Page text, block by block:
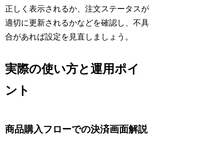
正しく表示されるか、注文ステータスが
適切に更新されるかなどを確認し、不具
合があれば設定を見直しましょう。
実際の使い方と運用ポイ
ント
商品購入フローでの決済画面解説